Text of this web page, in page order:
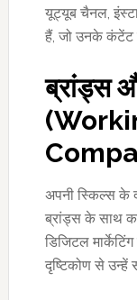
यूट्यूब चैनल,
हैं, जो उनके कंटेंट
ब्रांड्स
(
अपनी स्किल्स के
ब्रांड्स के साथ
डिजिटल
दृष्टिकोण से उन्हें